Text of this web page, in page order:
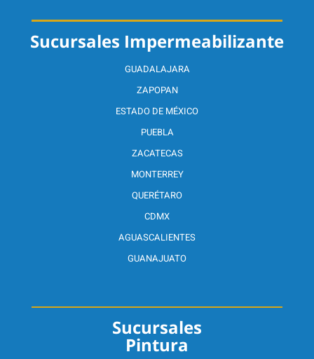
Sucursales
Pintura
Sucursales Impermeabilizante
GUADALAJARA
ZAPOPAN
ESTADO DE MÉXICO
PUEBLA
ZACATECAS
MONTERREY
QUERÉTARO
CDMX
AGUASCALIENTES
GUANAJUATO